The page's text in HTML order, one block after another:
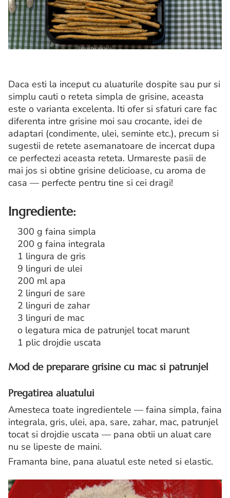
Daca esti la inceput cu aluaturile dospite sau pur si
simplu cauti o reteta simpla de grisine, aceasta
este o varianta excelenta. Iti ofer si sfaturi care fac
diferenta intre grisine moi sau crocante, idei de
adaptari (condimente, ulei, seminte etc.), precum si
sugestii de retete asemanatoare de incercat dupa
ce perfectezi aceasta reteta. Urmareste pasii de
mai jos si obtine grisine delicioase, cu aroma de
casa — perfecte pentru tine si cei dragi!
Ingrediente:
300 g faina simpla
200 g faina integrala
1 lingura de gris
9 linguri de ulei
200 ml apa
2 linguri de sare
2 linguri de zahar
3 linguri de mac
o legatura mica de patrunjel tocat marunt
1 plic drojdie uscata
Mod de preparare grisine cu mac si patrunjel
Pregatirea aluatului
Amesteca toate ingredientele — faina simpla, faina
integrala, gris, ulei, apa, sare, zahar, mac, patrunjel
tocat si drojdie uscata — pana obtii un aluat care
nu se lipeste de maini.
Framanta bine, pana aluatul este neted si elastic.